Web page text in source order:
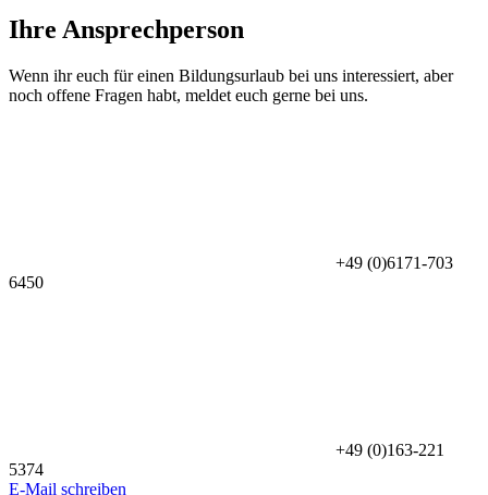
Ihre Ansprechperson
Wenn ihr euch für einen Bildungsurlaub bei uns interessiert, aber
noch offene Fragen habt, meldet euch gerne bei uns.
+49 (0)6171-703
6450
+49 (0)163-221
5374
E-Mail schreiben